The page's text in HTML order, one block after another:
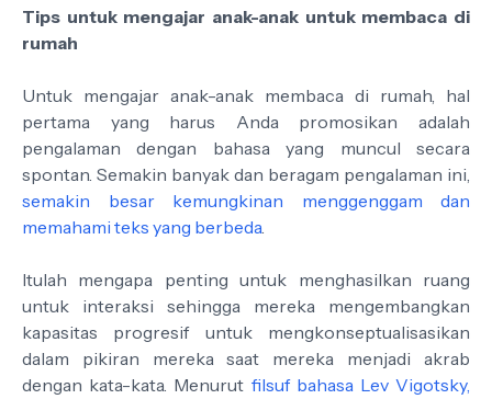
Tips untuk mengajar anak-anak untuk membaca di
rumah
Untuk mengajar anak-anak membaca di rumah, hal
pertama yang harus Anda promosikan adalah
pengalaman dengan bahasa yang muncul secara
spontan. Semakin banyak dan beragam pengalaman ini,
semakin besar kemungkinan menggenggam dan
memahami teks yang berbeda.
Itulah mengapa penting untuk menghasilkan ruang
untuk interaksi sehingga mereka mengembangkan
kapasitas progresif untuk mengkonseptualisasikan
dalam pikiran mereka saat mereka menjadi akrab
dengan kata-kata. Menurut filsuf bahasa Lev Vigotsky,